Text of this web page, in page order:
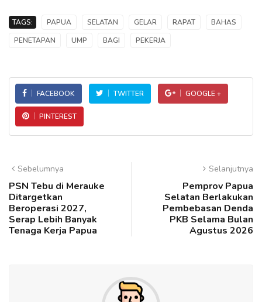
TAGS: PAPUA SELATAN GELAR RAPAT
BAHAS
PENETAPAN
UMP BAGI PEKERJA
FACEBOOK TWITTER GOOGLE +
PINTEREST
Sebelumnya
PSN Tebu di Merauke
Ditargetkan
Beroperasi 2027,
Serap Lebih Banyak
Tenaga Kerja Papua
Selanjutnya
Pemprov Papua
Selatan Berlakukan
Pembebasan Denda
PKB Selama Bulan
Agustus 2026